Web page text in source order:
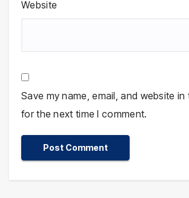
Website
Save my name, email, and website
for the next time I comment.